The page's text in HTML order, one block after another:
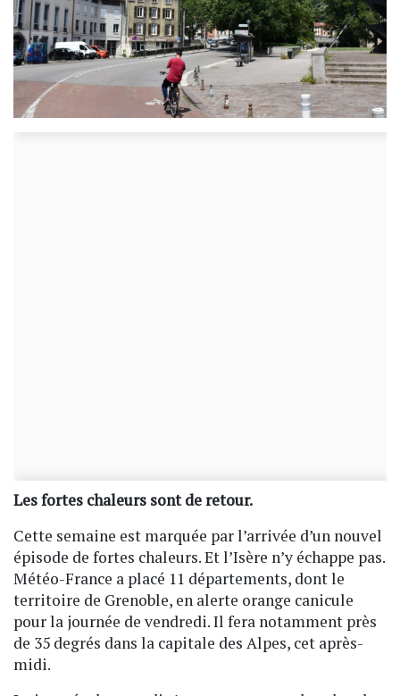
Les fortes chaleurs sont de retour.
Cette semaine est marquée par l’arrivée d’un nouvel
épisode de fortes chaleurs. Et l’Isère n’y échappe pas.
Météo-France a placé 11 départements, dont le
territoire de Grenoble, en alerte orange canicule
pour la journée de vendredi. Il fera notamment près
de 35 degrés dans la capitale des Alpes, cet après-
midi.